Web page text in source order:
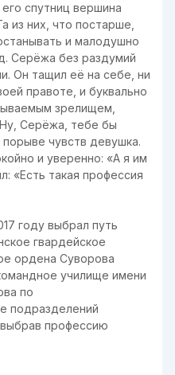
спутниц вершина
из них, что постарше,
и малодушно
Серёжа без раздумий
Он тащил её на себе, ни
правоте, и буквально
зрелищем,
Серёжа, тебе бы
чувств девушка.
и уверенно: «А я им
«Есть такая профессия
году выбрал путь
гвардейское
ордена Суворова
училище имени
по
подразделений
выбрав профессию